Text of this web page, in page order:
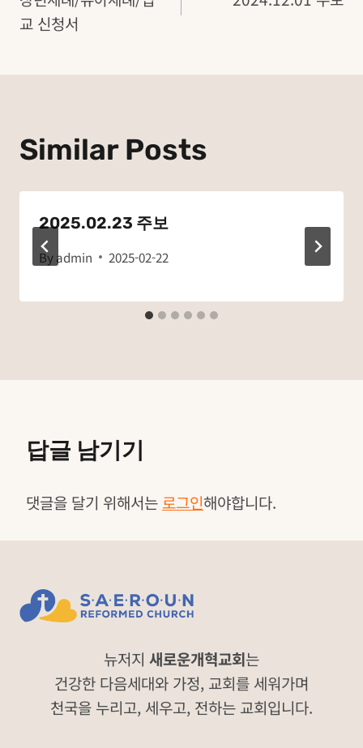
탐
교 신청서
Similar Posts
2025.02.23 주보
Byadmin 2025-02-22
답글 남기기
댓글을 달기 위해서는 로그인해야합니다.
뉴저지 새로운개혁교회는
건강한 다음세대와 가정, 교회를 세워가며
천국을 누리고, 세우고, 전하는 교회입니다.